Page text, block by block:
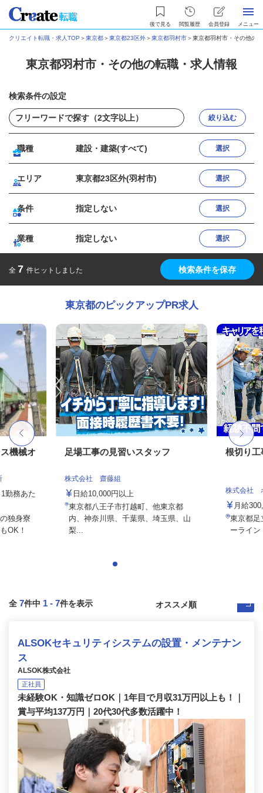
後で見る 閲覧履歴 会員登録 メニュー
クリエイト転職・求人TOP ＞東京都＞東京都23区外＞東京都羽村市＞東京都羽村市・その他の
東京都羽村市・その他の転職・求人情報
検索条件の設定
絞り込む
職種 建設・建築(すべて) 選択
エリア 東京都23区外(羽村市) 選択
条件 指定しない 選択
業種 指定しない 選択
全 7 件ヒットしました 検索条件を保存
東京都のピックアップPR求人
機械オ
勤務あた
独身寮
OK！
足場工事の見習いスタッフ
株式会社 齋藤組
日給10,000円以上
東京都八王子市打越町、他東京都
内、神奈川県、千葉県、埼玉県、山
梨...
根切り工
株式会社
月給
東京都足
ーライン
全 7件中 1 - 7件を表示
ALSOKセキュリティシステムの設置・メンテナン
ス
ALSOK株式会社
正社員
未経験OK・知識ゼロOK｜1年目で月収31万円以上も！｜
賞与平均137万円｜20代30代多数活躍中！